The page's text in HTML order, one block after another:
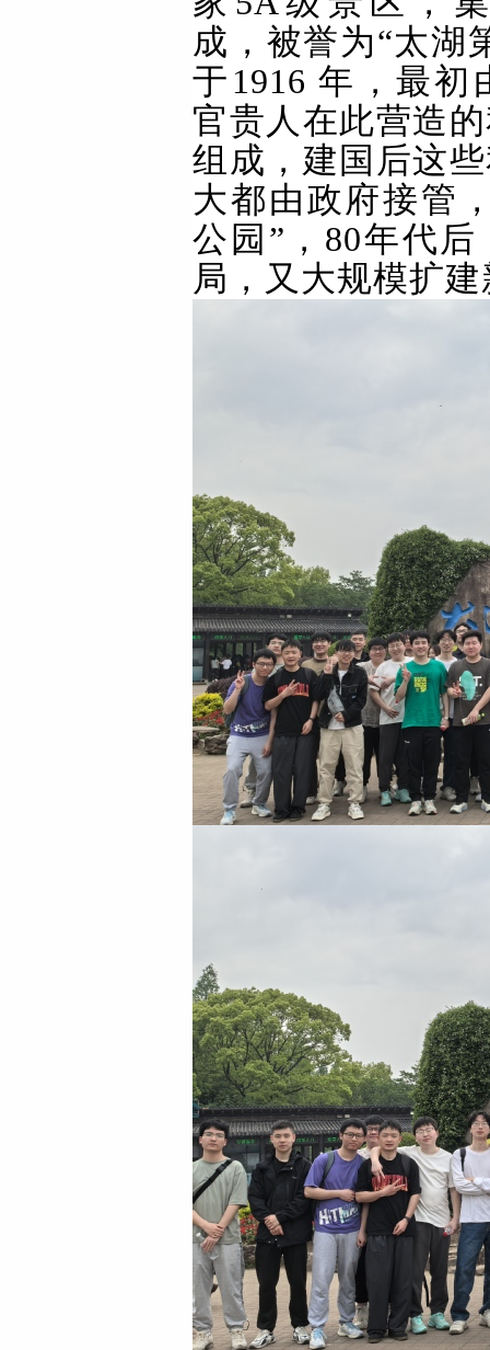
成，被誉为“太湖
于1916 年，最
官贵人在此营造
组成，建国后这
大都由政府接管
公园”，80年代
局，又大规模扩